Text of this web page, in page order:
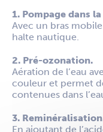
1. Pompage dans
Avec un bras
halte nautique.
2. Pré-ozonation.
Aération de l’eau
couleur et permet
contenues dans
3.
En ajoutant de